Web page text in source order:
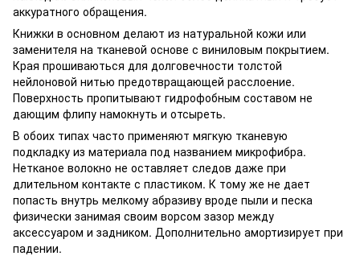
аккуратного обращения.
Книжки в основном делают из натуральной кожи или
заменителя на тканевой основе с виниловым покрытием.
Края прошиваються для долговечности толстой
нейлоновой нитью предотвращающей расслоение.
Поверхность пропитывают гидрофобным составом не
дающим флипу намокнуть и отсыреть.
В обоих типах часто применяют мягкую тканевую
подкладку из материала под названием микрофибра.
Нетканое волокно не оставляет следов даже при
длительном контакте с пластиком. К тому же не дает
попасть внутрь мелкому абразиву вроде пыли и песка
физически занимая своим ворсом зазор между
аксессуаром и задником. Дополнительно амортизирует при
падении.